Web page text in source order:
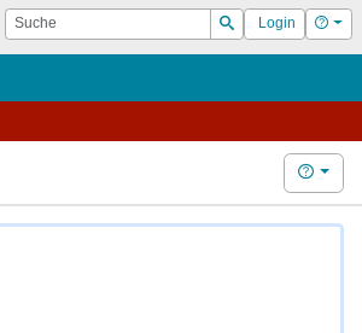
Suche
Suchen
Login Hilfe
Hilfe